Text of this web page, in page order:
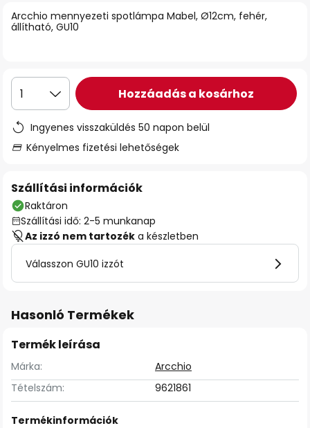
Arcchio mennyezeti spotlámpa Mabel, Ø12cm, fehér,
állítható, GU10
1 Hozzáadás a kosárhoz
Ingyenes visszaküldés 50 napon belül
Kényelmes fizetési lehetőségek
Szállítási információk
Raktáron
Szállítási idő: 2-5 munkanap
Az izzó nem tartozék a készletben
Válasszon GU10 izzót
Hasonló Termékek
Termék leírása
Márka:
Arcchio
Tételszám:
9621861
Termékinformációk